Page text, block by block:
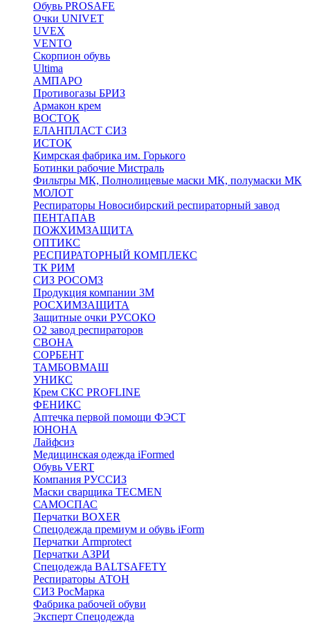
Обувь PROSAFE
Очки UNIVET
UVEX
VENTO
Скорпион обувь
Ultima
АМПАРО
Противогазы БРИЗ
Армакон крем
ВОСТОК
ЕЛАНПЛАСТ СИЗ
ИСТОК
Кимрская фабрика им. Горького
Ботинки рабочие Мистраль
Фильтры МК, Полнолицевые маски МК, полумаски МК
МОЛОТ
Респираторы Новосибирский респираторный завод
ПЕНТАПАВ
ПОЖХИМЗАЩИТА
ОПТИКС
РЕСПИРАТОРНЫЙ КОМПЛЕКС
ТК РИМ
СИЗ РОСОМЗ
Продукция компании 3M
РОСХИМЗАЩИТА
Защитные очки РУСОКО
О2 завод респираторов
СВОНА
СОРБЕНТ
ТАМБОВМАШ
УНИКС
Крем СКС PROFLINE
ФЕНИКС
Аптечка первой помощи ФЭСТ
ЮНОНА
Лайфсиз
Медицинская одежда iFormed
Обувь VERT
Компания РУССИЗ
Маски сварщика TECMEN
САМОСПАС
Перчатки BOXER
Спецодежда премиум и обувь iForm
Перчатки Armprotect
Перчатки АЗРИ
Спецодежда BALTSAFETY
Респираторы АТОН
СИЗ РосМарка
Фабрика рабочей обуви
Эксперт Спецодежда